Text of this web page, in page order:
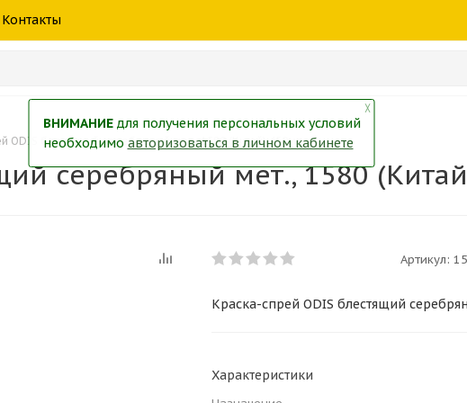
Контакты
Щетки,
Лампы
ODIS блестящий серебряный мет., 1580 (Китай) 450мл
серебряный мет., 1580
Артикул:
Краска-спрей ODIS блестящий
Характеристики
╳
ВНИМАНИЕдля получения персональных условий
необходимо авторизоваться в личном кабинете